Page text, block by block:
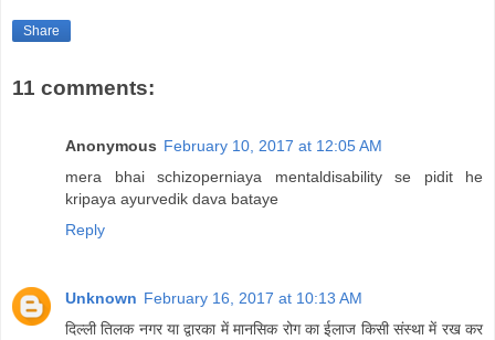
Share
11 comments:
Anonymous February 10, 2017 at 12:05 AM
mera bhai schizoperniaya mentaldisability se pidit he
kripaya ayurvedik dava bataye
Reply
Unknown February 16, 2017 at 10:13 AM
दिल्ली तिलक नगर या द्वारका में मानसिक रोग का ईलाज किसी संस्था में रख कर